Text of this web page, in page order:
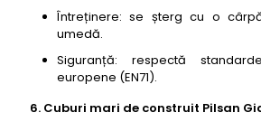
Întreținere: se șterg cu o
umedă.
Siguranță: respectă
europene (EN71).
6. Cuburi mari de construit Pilsan